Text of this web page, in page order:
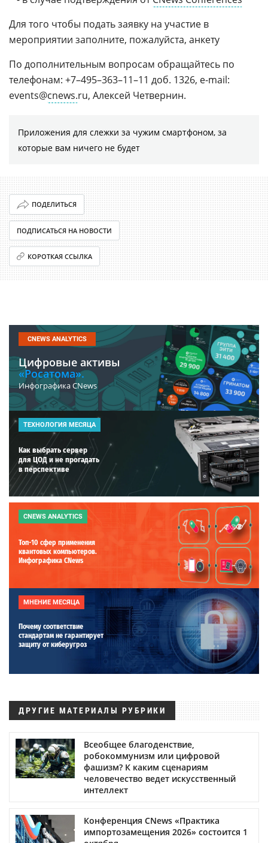
Для того чтобы подать заявку на участие в
мероприятии заполните, пожалуйста, анкету
По дополнительным вопросам обращайтесь по
телефонам: +7–495–363–11–11 доб. 1326, e-mail:
events@cnews.ru, Алексей Четвернин.
Приложения для слежки за чужим смартфоном, за
которые вам ничего не будет
ПОДЕЛИТЬСЯ
ПОДПИСАТЬСЯ НА НОВОСТИ
КОРОТКАЯ ССЫЛКА
CNEWS ANALYTICS
Цифровые активы
«Росатома».
Инфографика CNews
ТЕХНОЛОГИЯ МЕСЯЦА
Как выбрать сервер
для ЦОД и не прогадать
в перспективе
CNEWS ANALYTICS
Топ-10 сфер применения
квантовых компьютеров.
Инфографика CNews
МНЕНИЕ МЕСЯЦА
Почему соответствие
стандартам не гарантирует
защиту от киберугроз
ДРУГИЕ МАТЕРИАЛЫ РУБРИКИ
Всеобщее благоденствие,
робокоммунизм или цифровой
фашизм? К каким сценариям
человечество ведет искусственный
интеллект
Конференция CNews «Практика
импортозамещения 2026» состоится 1